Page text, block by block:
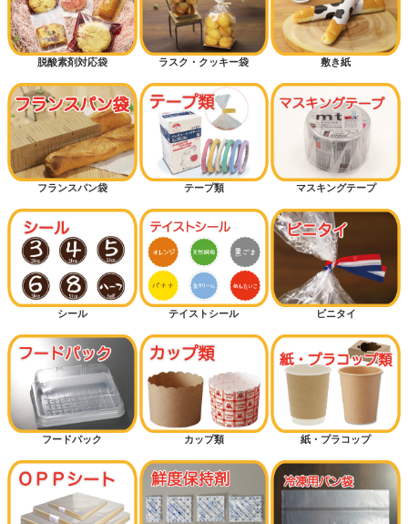
脱酸素剤対応袋 ラスク・クッキー袋 敷き紙
フランスパン袋 テープ類 マスキングテープ
シール テイストシール ビニタイ
フードパック カップ類 紙・プラコップ